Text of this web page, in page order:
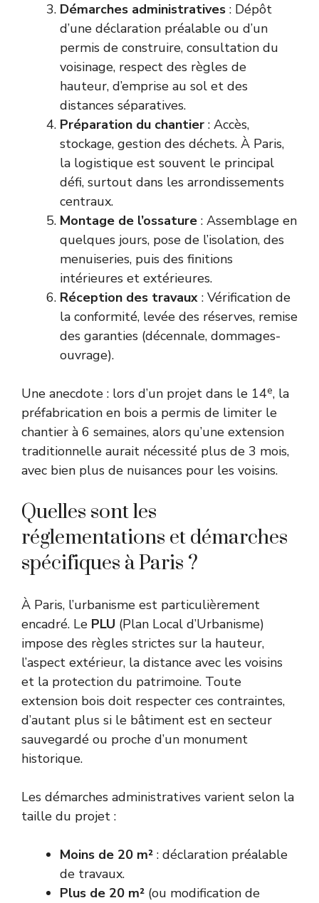
Démarches administratives : Dépôt
d’une déclaration préalable ou d’un
permis de construire, consultation du
voisinage, respect des règles de
hauteur, d’emprise au sol et des
distances séparatives.
Préparation du chantier : Accès,
stockage, gestion des déchets. À Paris,
la logistique est souvent le principal
défi, surtout dans les arrondissements
centraux.
Montage de l’ossature : Assemblage en
quelques jours, pose de l’isolation, des
menuiseries, puis des finitions
intérieures et extérieures.
Réception des travaux : Vérification de
la conformité, levée des réserves, remise
des garanties (décennale, dommages-
ouvrage).
Une anecdote : lors d’un projet dans le 14e, la
préfabrication en bois a permis de limiter le
chantier à 6 semaines, alors qu’une extension
traditionnelle aurait nécessité plus de 3 mois,
avec bien plus de nuisances pour les voisins.
Quelles sont les
réglementations et démarches
spécifiques à Paris ?
À Paris, l’urbanisme est particulièrement
encadré. Le PLU (Plan Local d’Urbanisme)
impose des règles strictes sur la hauteur,
l’aspect extérieur, la distance avec les voisins
et la protection du patrimoine. Toute
extension bois doit respecter ces contraintes,
d’autant plus si le bâtiment est en secteur
sauvegardé ou proche d’un monument
historique.
Les démarches administratives varient selon la
taille du projet :
Moins de 20 m² : déclaration préalable
de travaux.
Plus de 20 m² (ou modification de